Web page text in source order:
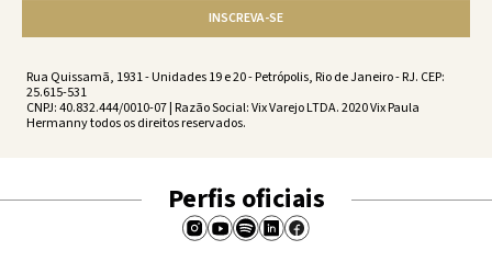
INSCREVA-SE
Rua Quissamã, 1931 - Unidades 19 e 20 - Petrópolis, Rio de Janeiro - RJ. CEP:
25.615-531
CNPJ: 40.832.444/0010-07 | Razão Social: Vix Varejo LTDA. 2020 Vix Paula
Hermanny todos os direitos reservados.
Perfis oficiais